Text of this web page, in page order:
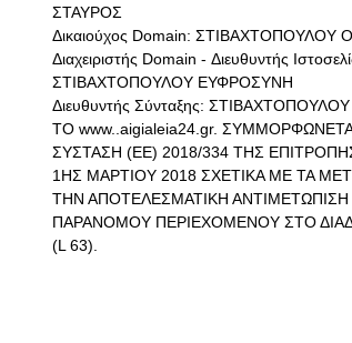
ΣΤΑΥΡΟΣ
Δικαιούχος Domain: ΣΤΙΒΑΧΤΟΠΟΥΛΟΥ
Διαχειριστής Domain - Διευθυντής
ΣΤΙΒΑΧΤΟΠΟΥΛΟΥ ΕΥΦΡΟΣΥΝΗ
Διευθυντής Σύνταξης:
ΤΟ www..aigialeia24.gr.
ΣΥΣΤΑΣΗ (ΕΕ) 2018/334 ΤΗΣ
1ΗΣ ΜΑΡΤΙΟΥ 2018 ΣΧΕΤΙΚΑ ΜΕ ΤΑ
ΤΗΝ ΑΠΟΤΕΛΕΣΜΑΤΙΚΗ
ΠΑΡΑΝΟΜΟΥ ΠΕΡΙΕΧΟΜΕΝΟΥ ΣΤΟ
(L 63).